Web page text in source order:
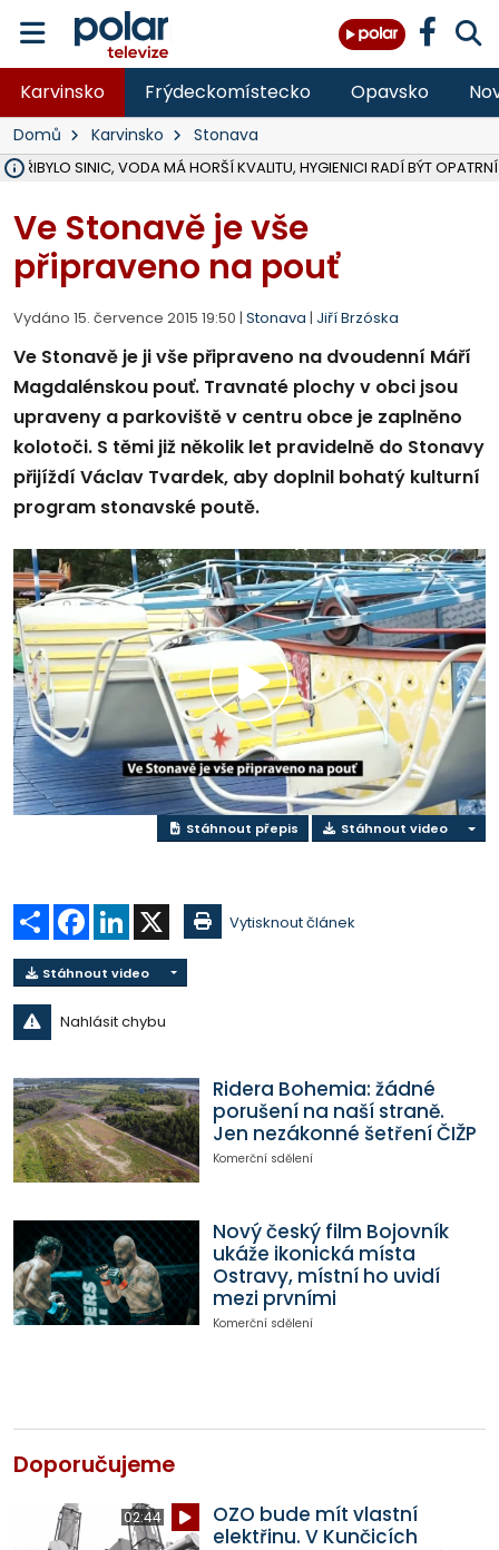
Karvinsko Frýdeckomístecko Opavsko
Domů Karvinsko Stonava
PŘIBYLO SINIC, VODA MÁ HORŠÍ KVALITU, HYGIENICI RADÍ BÝT OPATRNÍ
Ve Stonavě je vše
připraveno na pouť
Vydáno 15. července 2015 19:50 | Stonava | Jiří Brzóska
Ve Stonavě je ji vše připraveno na dvoudenní Máří
Magdalénskou pouť. Travnaté plochy v obci jsou
upraveny a parkoviště v centru obce je zaplněno
kolotoči. S těmi již několik let pravidelně do Stonavy
přijíždí Václav Tvardek, aby doplnil bohatý kulturní
program stonavské poutě.
Přehrát
video
Stáhnout přepis Stáhnout video
Sdílet Facebook
LinkedIn Vytisknout článek
Stáhnout video
Nahlásit chybu
Ridera Bohemia: žádné
porušení na naší straně.
Jen nezákonné šetření ČIŽP
Komerční sdělení
Nový český film Bojovník
ukáže ikonická místa
Ostravy, místní ho uvidí
mezi prvními
Komerční sdělení
Doporučujeme
02:44
OZO bude mít vlastní
elektřinu. V Kunčicích